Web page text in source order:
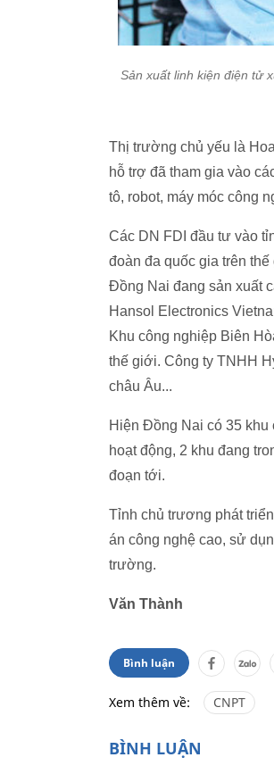
Sản xuất linh kiện điện tử
Thị trường chủ yếu là
hỗ trợ đã tham gia vào
tô, robot, máy móc công
Các DN FDI đầu tư vào
đoàn đa quốc gia trên
Đồng Nai đang sản xuất
Hansol Electronics
Khu công nghiệp Biên
thế giới. Công ty TNHH
châu Âu...
Hiện Đồng Nai có 35
hoạt động, 2 khu đang
đoạn tới.
Tỉnh chủ trương phát
án công nghệ cao, sử
trường.
Văn Thành
Bình luận
Xem thêm về: CNPT